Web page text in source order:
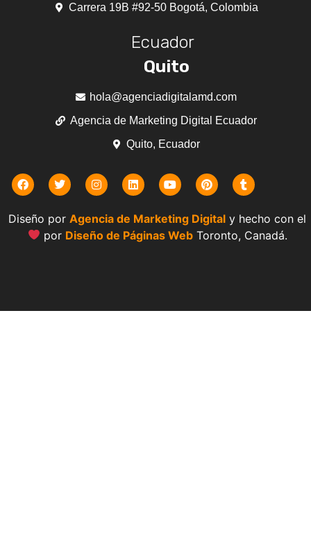
Carrera 19B #92-50 Bogotá, Colombia
Ecuador
Quito
hola@agenciadigitalamd.com
Agencia de Marketing Digital Ecuador
Quito, Ecuador
Diseño por Agencia de Marketing Digital y hecho con el
por Diseño de Páginas WebToronto, Canadá.